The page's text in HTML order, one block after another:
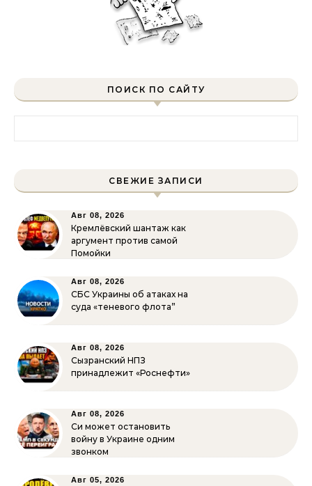
ПОИСК ПО САЙТУ
СВЕЖИЕ ЗАПИСИ
Авг 08, 2026
Кремлёвский шантаж как
аргумент против самой
Помойки
Авг 08, 2026
СБС Украины об атаках на
суда «теневого флота”
Авг 08, 2026
Сызранский НПЗ
принадлежит «Роснефти»
Авг 08, 2026
Си может остановить
войну в Украине одним
звонком
Авг 05, 2026